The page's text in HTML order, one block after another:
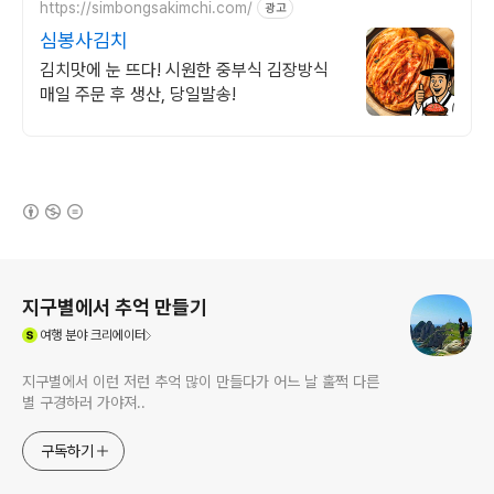
https://simbongsakimchi.com/ 광고
심봉사김치
김치맛에 눈 뜨다! 시원한 중부식 김장방식
매일 주문 후 생산, 당일발송!
지구별에서 추억 만들기
여행분야 크리에이터
지구별에서 이런 저런 추억 많이 만들다가 어느 날 훌쩍 다른
별 구경하러 가야져..
구독하기